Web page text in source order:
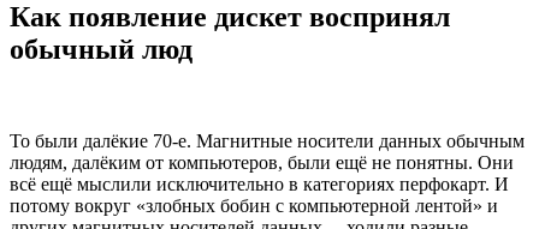
Как появление дискет воспринял
обычный люд
То были далёкие 70-е. Магнитные носители данных обычным
людям, далёким от компьютеров, были ещё не понятны. Они
всё ещё мыслили исключительно в категориях перфокарт. И
потому вокруг «злобных бобин с компьютерной лентой» и